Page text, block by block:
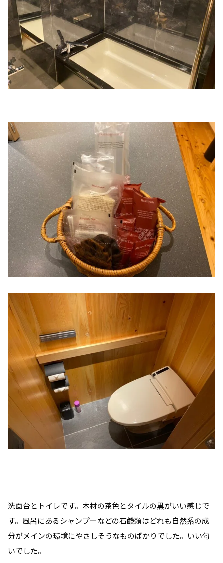
洗面台とトイレです。木材の茶色とタイルの黒がいい感じで
す。風呂にあるシャンプーなどの石鹸類はどれも自然系の成
分がメインの環境にやさしそうなものばかりでした。いい匂
いでした。